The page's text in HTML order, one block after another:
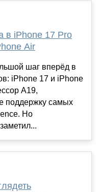
в iPhone 17 Pro
Air
шаг вперёд в
iPhone 17 и iPhone
A19,
поддержку самых
Но